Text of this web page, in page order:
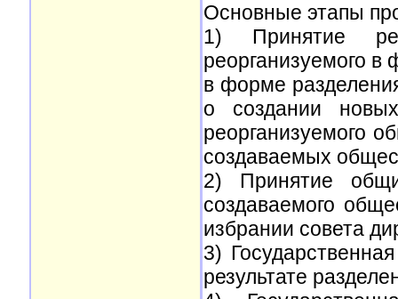
Основные этапы
1) Принятие
реорганизуемого
в форме
о создании
реорганизуемого
создаваемых
2) Принятие
создаваемого
избрании совета
3)
результате